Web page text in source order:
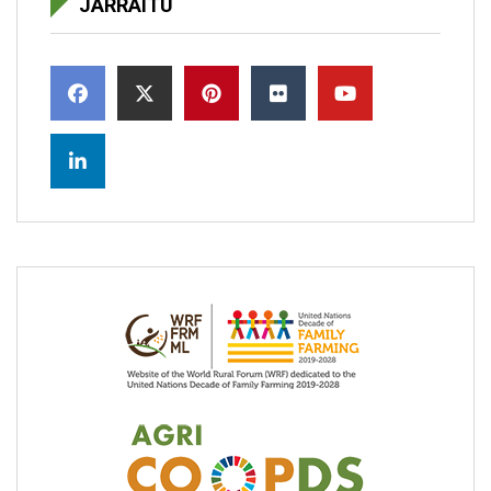
JARRAITU